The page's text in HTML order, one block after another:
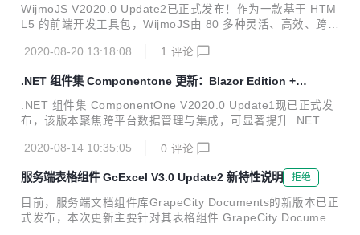
弘基金、远光软件等各领域龙头企业的青睐，并于2020年被
中国软件行业协会认定为“中国优秀软件产品”。 日前，Sprea
dJS 正式发布V14.0版本。从该版本开始，SpreadJS推出了
数据透视表功能，进一步降低...
WijmoJS V2020.0 Update2已正式发布！作为一款基于 HTM
L5 的前端开发工具包，WijmoJS由 80 多种灵活、高效、跨平
t、Vue 等框架，可助力企业快速构建出一套成熟的 Web 应用
框架，并加入了全新的Barcode和TransposedMultiRow组
件、FlexGrid的自定义编辑器，以及PDF安全特性等新功能。
在开始介绍WijmoJS的新特性之前，请先前往WijmoJS 产品
2020-08-20 13:18:08 1 评论
.NET 组件集 Componentone 更新：Blazor Edition +
跨平台数据组件
.NET 组件集 ComponentOne V2020.0 Update1现已正式发
布，该版本聚焦跨平台数据管理与集成，可显著提升 .NET开
到在线数据源的新方法，通过跨平台数据集管理，呈现数据 U
I、数据分析以及集成来自不同源的数据。 在列举 Componen
tOne的全部新特性之前，请下载最新安装程序，以便同步体
验！ >> ComponentOne 最新版下载地址 ComponentOne B
lazor Edition - 正式发布 我们在此前版本中发布了 Blazor Edi
tion 的Beta版，如今其将正式与大家见面。...
2020-08-14 10:35:05 0 评论
服务端表格组件 GcExcel V3.0 Update2 新特性说明 拒绝
目前，服务端文档组件库GrapeCity Documents的新版本已正
式发布，本次更新主要针对其表格组件 GrapeCity Document